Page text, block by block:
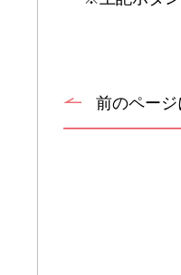
前のペー